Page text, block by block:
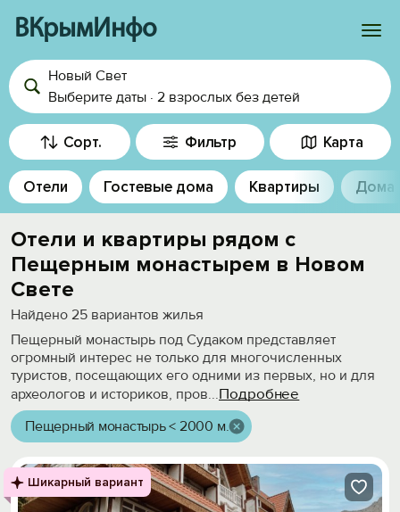
ВКрымИнфо
Войти
Избранное
История просмотра
Новый Свет
Выберите даты · 2 взрослых без детей
Сорт. Фильтр Карта
Отели Гостевые дома Квартиры Дома
Отели и квартиры рядом с
Пещерным монастырем в Новом
Свете
Найдено 25 вариантов жилья
Пещерный монастырь под Судаком представляет
огромный интерес не только для многочисленных
туристов, посещающих его одними из первых, но и для
археологов и историков, пров...Подробнее
Пещерный монастырь < 2000 м.
Шикарный вариант